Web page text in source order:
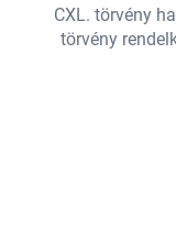
CXL. törvény
törvény